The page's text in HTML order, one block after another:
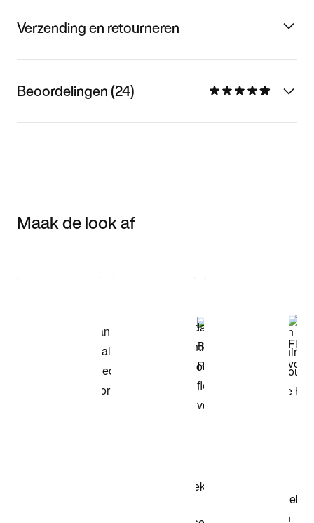
Verzending en retourneren
Beoordelingen (24)
Maak de look af